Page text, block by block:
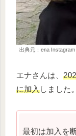
出典元：ena Instagram
エナさんは、
に加入しました。
最初は加入を